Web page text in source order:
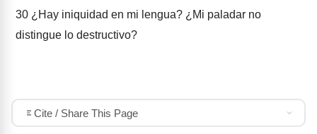
30 ¿Hay iniquidad en mi lengua? ¿Mi paladar no
distingue lo destructivo?
Cite / Share This Page